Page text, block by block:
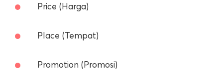
Price (Harga)
Place (Tempat)
Promotion (Promosi)